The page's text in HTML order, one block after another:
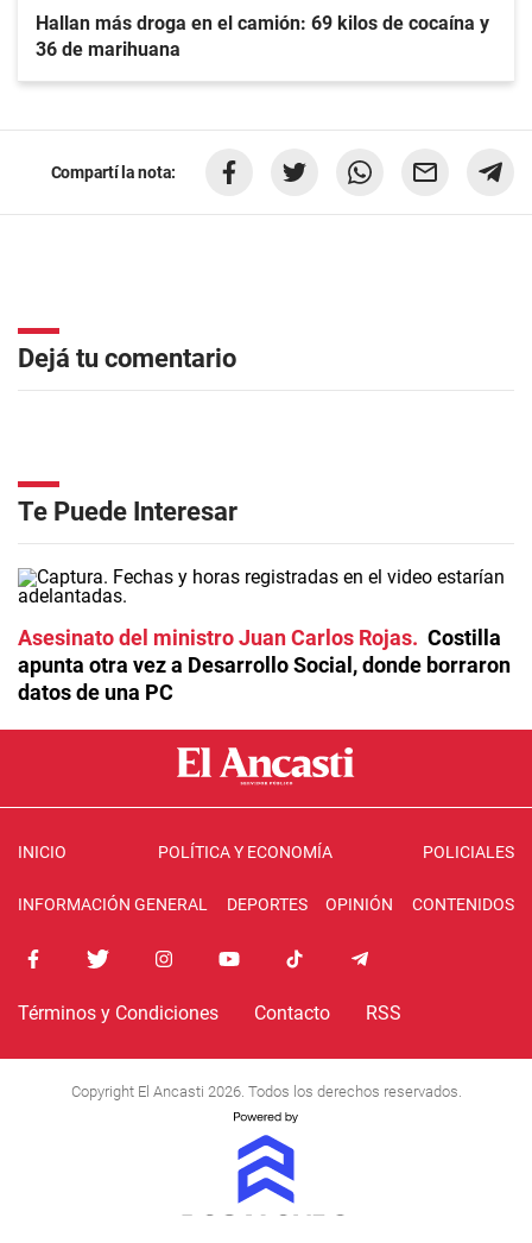
Hallan más droga en el camión: 69 kilos de cocaína y
36 de marihuana
Compartí la nota:
Dejá tu comentario
Te Puede Interesar
Asesinato del ministro Juan Carlos Rojas
Costilla
apunta otra vez a Desarrollo Social, donde borraron
datos de una PC
INICIO POLÍTICA Y ECONOMÍA POLICIALES
INFORMACIÓN GENERAL DEPORTES OPINIÓN CONTENIDOS
Términos y Condiciones Contacto RSS
Copyright El Ancasti 2026. Todos los derechos reservados.